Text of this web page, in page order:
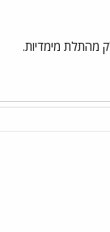
מהתלת מימדיות.